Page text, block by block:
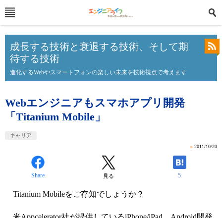
成長する技術と衰退する技術、そして期
待する技術
進化するWebやスマートフォンの楽しい未来を技術視点で考えます
Webエンジニアもスマホアプリ開発
「Titanium Mobile」
キャリア
» 2011/10/20
Share 見る 5
Titanium Mobileをご存知でしょうか？